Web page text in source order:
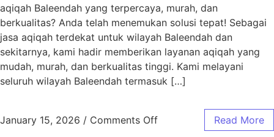
aqiqah Baleendah yang terpercaya, murah, dan
berkualitas? Anda telah menemukan solusi tepat! Sebagai
jasa aqiqah terdekat untuk wilayah Baleendah dan
sekitarnya, kami hadir memberikan layanan aqiqah yang
mudah, murah, dan berkualitas tinggi. Kami melayani
seluruh wilayah Baleendah termasuk […]
January 15, 2026 / Comments Off Read More